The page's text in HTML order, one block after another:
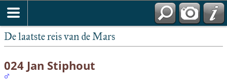
De laatste reis van de Mars
024 Jan Stiphout